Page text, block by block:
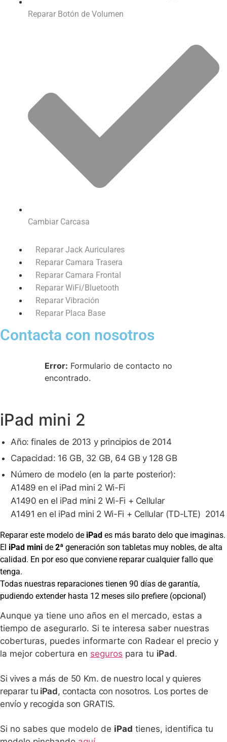
Reparar Botón de Volumen
Cambiar Carcasa
Reparar Jack Auriculares
Reparar Camara Trasera
Reparar Camara Frontal
Reparar WiFi/Bluetooth
Reparar Vibración
Reparar Placa Base
Contacta con nosotros
Error: Formulario de contacto no
encontrado.
iPad mini 2
Año: finales de 2013 y principios de 2014
Capacidad: 16 GB, 32 GB, 64 GB y 128 GB
Número de modelo (en la parte posterior):
A1489 en el iPad mini 2 Wi-Fi
A1490 en el iPad mini 2 Wi-Fi + Cellular
A1491 en el iPad mini 2 Wi-Fi + Cellular (TD-LTE) 2014
Reparar este modelo de iPad es más barato delo que imaginas.
El iPad mini de 2ª generación son tabletas muy nobles, de alta
calidad. En por eso que conviene reparar cualquier fallo que
tenga.
Todas nuestras reparaciones tienen 90 días de garantía,
pudiendo extender hasta 12 meses silo prefiere (opcional)
Aunque ya tiene uno años en el mercado, estas a
tiempo de asegurarlo. Si te interesa saber nuestras
coberturas, puedes informarte con Radear el precio y
la mejor cobertura en seguros para tu iPad.
Si vives a más de 50 Km. de nuestro local y quieres
reparar tu iPad, contacta con nosotros. Los portes de
envío y recogida son GRATIS.
Si no sabes que modelo de iPad tienes, identifica tu